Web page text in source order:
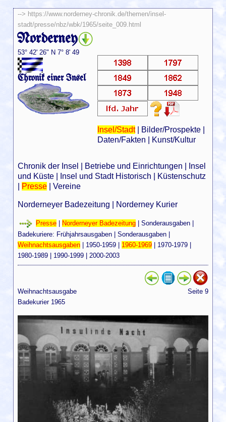
--> https://www.norderney-chronik.de/themen/insel-
stadt/presse/nbz/wbk/1965/seite_009.html
Norderney
53° 42' 26" N 7° 8' 49
Chronik einer Insel
Insel/Stadt| Bilder/Prospekte|
Daten/Fakten
Kunst/Kultur
Chronik der Insel Betriebe und Einrichtungen
Insel
und Küste
Insel und Stadt Historisch
Küstenschutz
Presse |Vereine
Norderneyer Badezeitung Norderney Kurier
Presse Norderneyer Badezeitung |Sonderausgaben
Badekuriere: Frühjahrsausgaben |Sonderausgaben |
Weihnachtsausgaben | 1950-1959 | 1960-1969 | 1970-1979 |
1980-1989 | 1990-1999 | 2000-2003
Weihnachtsausgabe
Badekurier 1965
Seite 9